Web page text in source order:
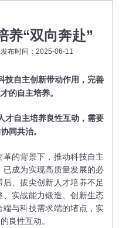
养“双向奔赴”
时间：2025-06-11
技自主创新带动作用，完善
的自主培养。
自主培养良性互动，需要
同共治。
的背景下，推动科技自主
成为实现高质量发展的必
、拔尖创新人才培养不足
实战能力锻造、创新生态
与科技需求端的堵点，实
良性互动。